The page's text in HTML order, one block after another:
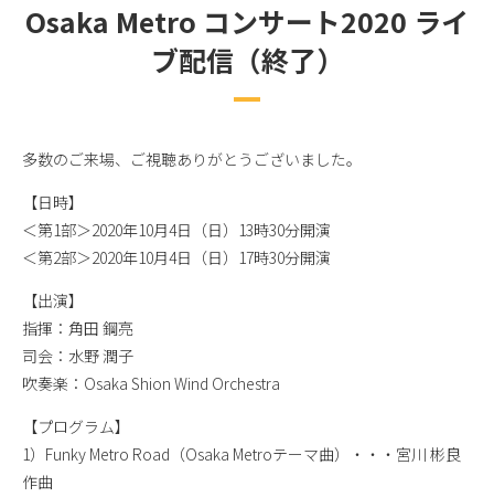
Osaka Metro コンサート2020 ライ
ブ配信（終了）
多数のご来場、ご視聴ありがとうございました。
【日時】
＜第1部＞2020年10月4日（日）13時30分開演
＜第2部＞2020年10月4日（日）17時30分開演
【出演】
指揮：角田 鋼亮
司会：水野 潤子
吹奏楽：Osaka Shion Wind Orchestra
【プログラム】
1）Funky Metro Road（Osaka Metroテーマ曲）・・・宮川 彬良
作曲